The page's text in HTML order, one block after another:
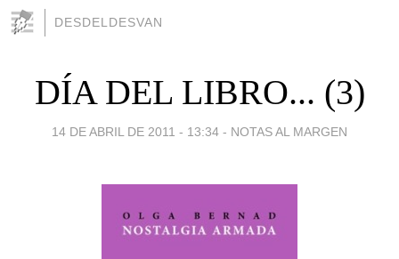
DESDELDESVAN
DÍA DEL LIBRO... (3)
14 DE ABRIL DE 2011 - 13:34 - NOTAS AL MARGEN